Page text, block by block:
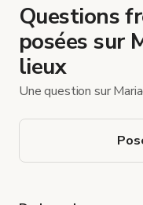
Questions
posées sur
lieux
Une question sur